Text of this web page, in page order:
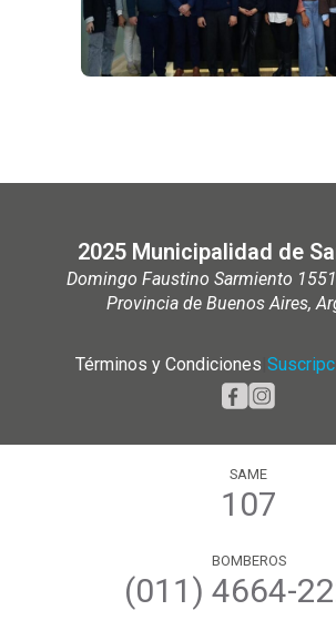
2025 Municipalidad de
Domingo Faustino Sarmiento
Provincia de Buenos Aires,
Términos y Condiciones
SAME
107
BOMBEROS
(011) 4664-